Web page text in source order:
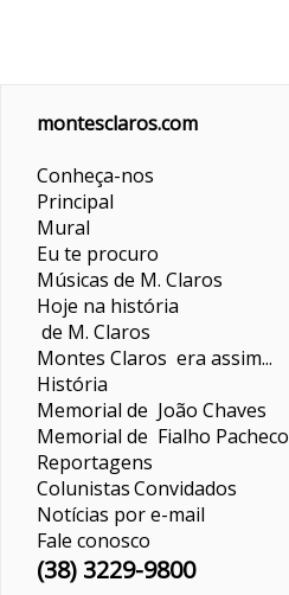
montesclaros.com
Conheça-nos
Principal
Mural
Eu te procuro
Músicas de M. Claros
Hoje na história
de M. Claros
Montes Claros era assim...
História
Memorial de João Chaves
Memorial de Fialho Pacheco
Reportagens
ColunistasConvidados
Notícias por e-mail
Fale conosco
(38) 3229-9800